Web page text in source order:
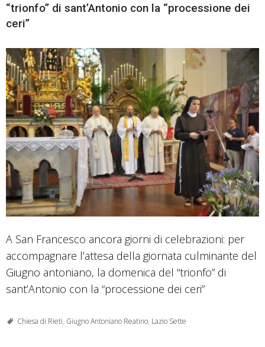
“trionfo” di sant’Antonio con la “processione dei
ceri”
A San Francesco ancora giorni di celebrazioni: per
accompagnare l’attesa della giornata culminante del
Giugno antoniano, la domenica del “trionfo” di
sant’Antonio con la “processione dei ceri”
Chiesa di Rieti, Giugno Antoniano Reatino, Lazio Sette